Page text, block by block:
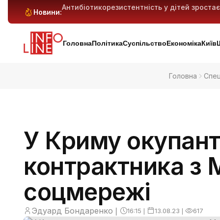
Новини:
гарантії
Антибіотикорезистентність у дітей
ГоловнаПолітикаСуспільствоЕкономікаКиїв
Головна
У Криму
контрактника з
соцмережі
Эдуард Бондаренко ❘ 16:15 ❘ 13.08.23 ❘ 617